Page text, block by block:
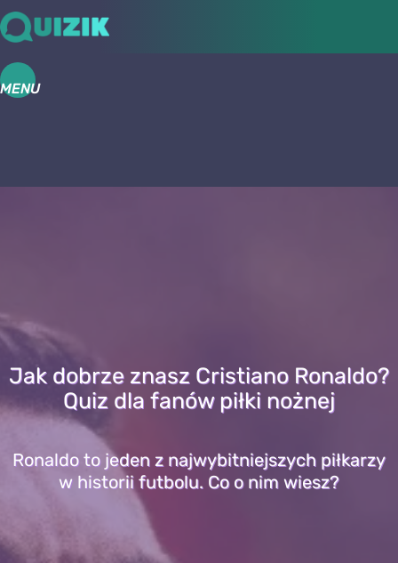
MENU
Jak dobrze znasz Cristiano Ronaldo?
Quiz dla fanów piłki nożnej
Ronaldo to jeden z najwybitniejszych piłkarzy
w historii futbolu. Co o nim wiesz?